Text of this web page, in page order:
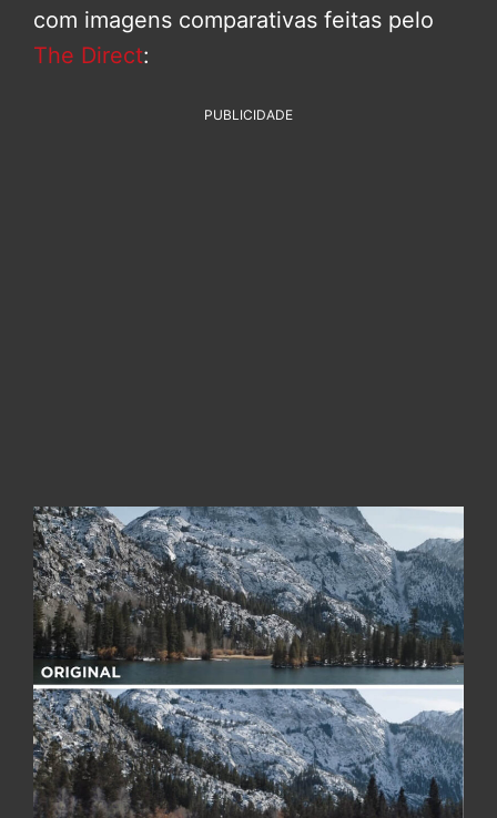
com imagens comparativas feitas pelo
The Direct:
PUBLICIDADE